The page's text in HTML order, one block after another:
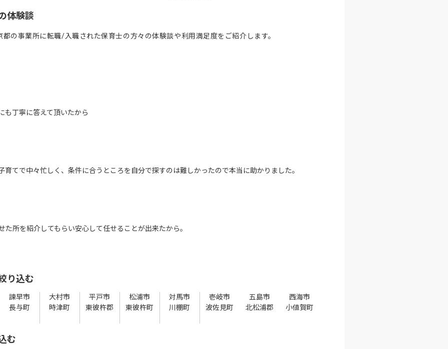
体験談
の事業所に転職/入職された保育士の方々の体験談や利用満足度をご紹介します。
も丁寧に答えて頂いたから
てで中々忙しく、条件に合うところを自分で探すのは難しかったので本当に助かりました。
所を紹介してもらい安心して任せることが出来たから。
り込む
諫早市 大村市 平戸市 松浦市 対馬市 壱岐市 五島市
西海市
長与町
時津町 東彼杵郡 東彼杵町 川棚町 波佐見町 北松浦郡 小値賀町
む